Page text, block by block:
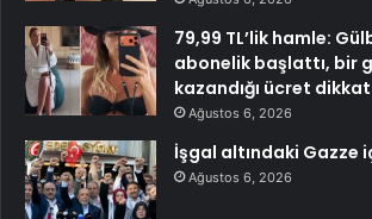
79,99 TL’lik hamle:
abonelik başlattı, bir
kazandığı ücret
Ağustos 6, 2026
İşgal altındaki Gazze
Ağustos 6, 2026